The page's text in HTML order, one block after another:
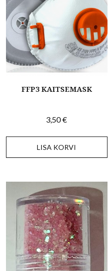
FFP3 KAITSEMASK
3,50€
LISA KORVI